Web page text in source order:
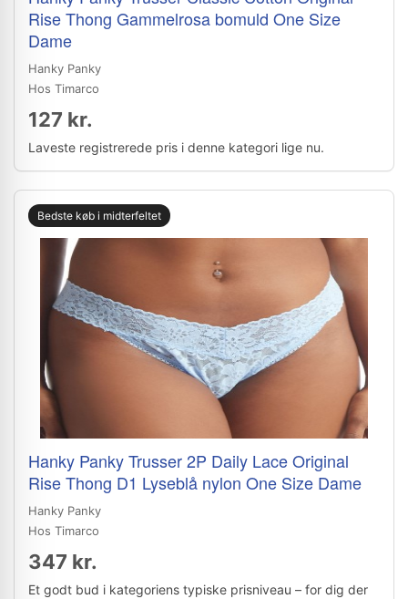
Rise Thong Gammelrosa bomuld One Size
Dame
Hanky Panky
Hos Timarco
127 kr.
Laveste registrerede pris i denne kategori lige nu.
Bedste køb i midterfeltet
Hanky Panky Trusser 2P Daily Lace Original
Rise Thong D1 Lyseblå nylon One Size Dame
Hanky Panky
Hos Timarco
347 kr.
Et godt bud i kategoriens typiske prisniveau – for dig der